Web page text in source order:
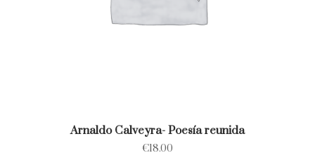
Arnaldo Calveyra- Poesía reunida
€18.00